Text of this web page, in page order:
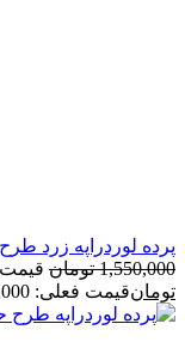
لوردراپه زرد طرح
تومان قیمت اصلی:
قیمت فعلی: 1,385,000 تومان.